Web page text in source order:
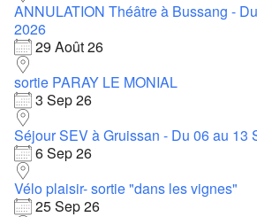
ANNULATION Théâtre à Bussang -
2026
29 Août 26
sortie PARAY LE MONIAL
3 Sep 26
Séjour SEV à Gruissan - Du 06 au 13
6 Sep 26
Vélo plaisir- sortie "dans les vignes"
25 Sep 26